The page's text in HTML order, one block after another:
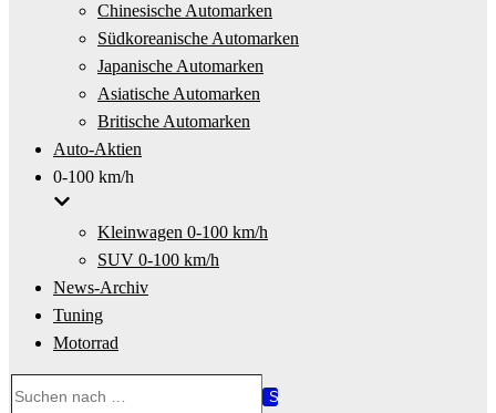
Chinesische Automarken
Südkoreanische Automarken
Japanische Automarken
Asiatische Automarken
Britische Automarken
Auto-Aktien
0-100 km/h
Kleinwagen 0-100 km/h
SUV 0-100 km/h
News-Archiv
Tuning
Motorrad
nach …